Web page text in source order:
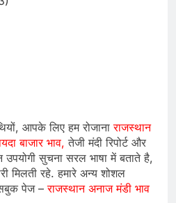
आपके लिए हम रोजानाराजस्थान
बाजार भाव, तेजी मंदी रिपोर्ट और
सुचना सरल भाषा में बताते है,
मिलती रहे. हमारे अन्य शोशल
पेज –राजस्थान अनाज मंडी भाव